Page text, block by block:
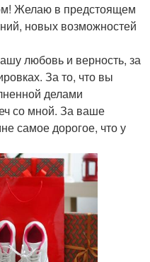
Желаю в предстоящем
новых возможностей
любовь и верность, за
За то, что вы
делами
со мной. За ваше
самое дорогое, что у